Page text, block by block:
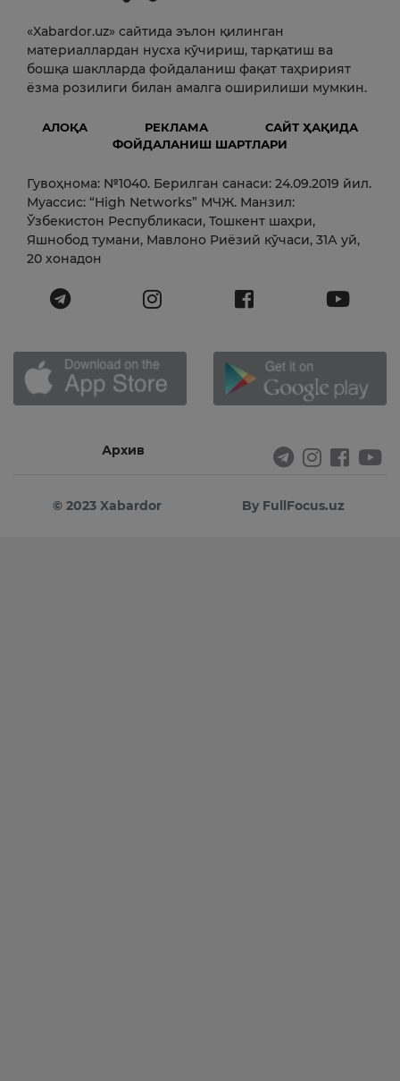
«Xabardor.uz» сайтида эълон қилинган
материаллардан нусха кўчириш, тарқатиш ва
бошқа шаклларда фойдаланиш фақат таҳририят
ёзма розилиги билан амалга оширилиши мумкин.
АЛОҚА РЕКЛАМА
САЙТ ҲАҚИДА
ФОЙДАЛАНИШ ШАРТЛАРИ
Гувоҳнома: №1040. Берилган санаси: 24.09.2019 йил.
Муассис: “High Networks” МЧЖ. Манзил:
Ўзбекистон Республикаси, Тошкент шаҳри,
Яшнобод тумани, Мавлоно Риёзий кўчаси, 31А уй,
20 хонадон
Архив
© 2023 Xabardor By FullFocus.uz